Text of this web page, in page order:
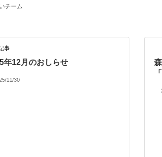
チーム
事
年12月のおしらせ
11/30